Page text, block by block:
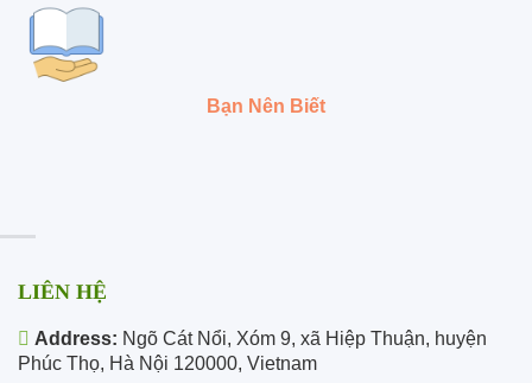
Bạn Nên Biết
LIÊN HỆ
Address: Ngõ Cát Nổi, Xóm 9, xã Hiệp Thuận, huyện
Phúc Thọ, Hà Nội 120000, Vietnam